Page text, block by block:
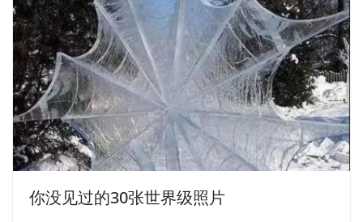
你没见过的30张世界级照片